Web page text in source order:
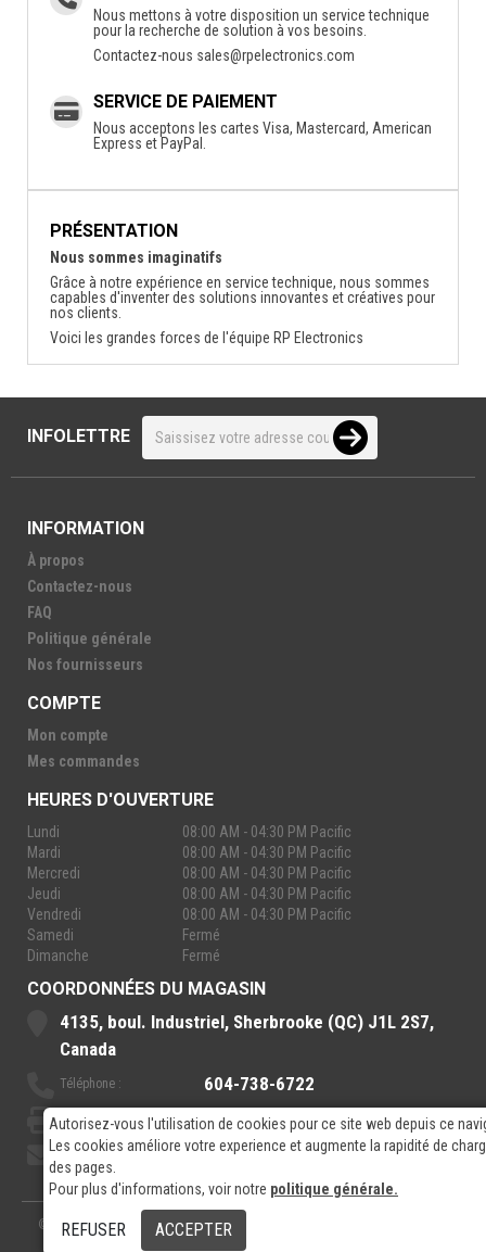
Autorisez-vous l'utilisation de cookies pour ce site web depuis ce
Les cookies améliore votre experience et augmente la rapidité de
des pages.
Pour plus d'informations, voir notre politique générale.
REFUSER ACCEPTER
Nous mettons à votre disposition un service technique
pour la recherche de solution à vos besoins.
Contactez-nous sales@rpelectronics.com
SERVICE DE PAIEMENT
Nous acceptons les cartes Visa, Mastercard, American
Express et PayPal.
PRÉSENTATION
Nous sommes imaginatifs
Grâce à notre expérience en service technique, nous sommes
capables d'inventer des solutions innovantes et créatives pour
nos clients.
Voici les grandes forces de l'équipe RP Electronics
INFOLETTRE
INFORMATION
À propos
Contactez-nous
FAQ
Politique générale
Nos fournisseurs
© 2026- RP Electronics
COMPTE
Mon compte
Mes commandes
HEURES D'OUVERTURE
Lundi
08:00 AM - 04:30 PM Pacific
Mardi
08:00 AM - 04:30 PM Pacific
Mercredi
08:00 AM - 04:30 PM Pacific
Jeudi
08:00 AM - 04:30 PM Pacific
Vendredi
08:00 AM - 04:30 PM Pacific
Samedi
Fermé
Dimanche
Fermé
COORDONNÉES DU MAGASIN
4135, boul. Industriel, Sherbrooke (QC) J1L 2S7,
Canada
Téléphone : 604-738-6722
Sans-Frais : 888-921-7770
Courriel: sales@rpelectronics.com